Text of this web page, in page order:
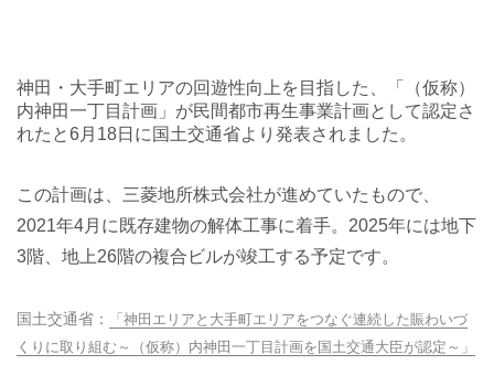
神田・大手町エリアの回遊性向上を目指した、「（仮称）
内神田一丁目計画」が民間都市再生事業計画として認定さ
れたと6月18日に国土交通省より発表されました。
この計画は、三菱地所株式会社が進めていたもので、
2021年4月に既存建物の解体工事に着手。2025年には地下
3階、地上26階の複合ビルが竣工する予定です。
国土交通省：
「神田エリアと大手町エリアをつなぐ連続した賑わいづ
くりに取り組む～（仮称）内神田一丁目計画を国土交通大臣が認定～」